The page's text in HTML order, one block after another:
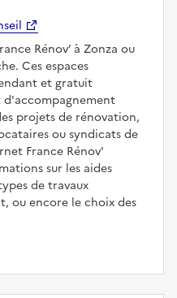
Rénov’ à Zonza ou
Ces espaces
et gratuit
projets de rénovation,
ou syndicats de
France Rénov'
sur les aides
de travaux
ou encore le choix des